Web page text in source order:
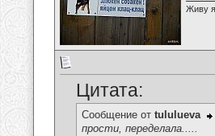
Живу
Цитата:
Сообщение от tululueva
прости, переделала.....